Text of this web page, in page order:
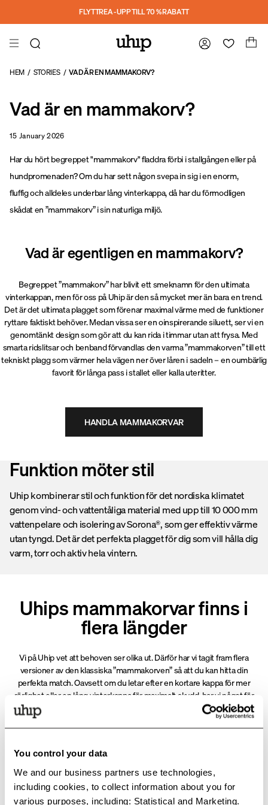
You control your data
We and our business partners use technologies,
including cookies, to collect information about you for
various purposes, including: Statistical and Marketing.
a11y-skip-to-main-contentFLYTTREA - UPP TILL 70 % RABATT
HEM / STORIES / VAD ÄR EN MAMMAKORV?
Vad är en mammakorv?
15 January 2026
Har du hört begreppet "mammakorv" fladdra förbi i stallgången eller på
hundpromenaden? Om du har sett någon svepa in sig i en enorm,
fluffig och alldeles underbar lång vinterkappa, då har du förmodligen
skådat en ”mammakorv” i sin naturliga miljö.
Vad är egentligen en mammakorv?
Begreppet ”mammakorv” har blivit ett smeknamn för den ultimata
vinterkappan, men för oss på Uhip är den så mycket mer än bara en trend.
Det är det ultimata plagget som förenar maximal värme med de funktioner
ryttare faktiskt behöver. Medan vissa ser en oinspirerande siluett, ser vi en
genomtänkt design som gör att du kan rida i timmar utan att frysa. Med
smarta ridslitsar och benband förvandlas den varma ”mammakorven” till ett
tekniskt plagg som värmer hela vägen ner över låren i sadeln – en oumbärlig
favorit för långa pass i stallet eller kalla uteritter.
HANDLA MAMMAKORVAR
Funktion möter stil
Uhip kombinerar stil och funktion för det nordiska klimatet
genom vind- och vattentåliga material med upp till 10 000 mm
vattenpelare och isolering av Sorona®, som ger effektiv värme
utan tyngd. Det är det perfekta plagget för dig som vill hålla dig
varm, torr och aktiv hela vintern.
Uhips mammakorvar finns i
flera längder
Vi på Uhip vet att behoven ser olika ut. Därför har vi tagit fram flera
versioner av den klassiska ”mammakorven” så att du kan hitta din
perfekta match. Oavsett om du letar efter en kortare kappa för mer
rörlighet eller en lång vinterkappa för maximalt skydd, har vi något för
Den extra långa mammakorven
För dig som vill ha den ultimata mammakorvs-upplevelsen där kappan
sträcker sig hela vägen ner till stövelkanten för att hålla dig extra varm.